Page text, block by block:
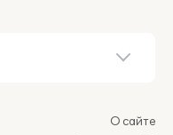
О сайте